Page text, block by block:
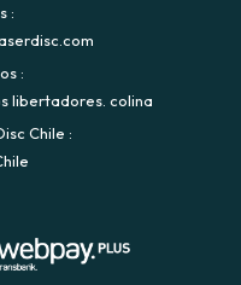
libertadores. colina
Chile